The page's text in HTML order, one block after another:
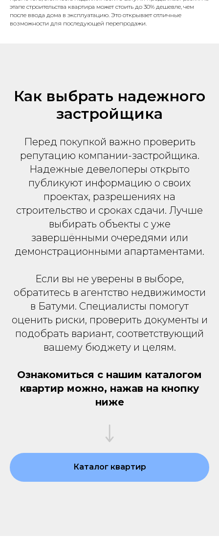
этапе строительства квартира может стоить до 30% дешевле, чем
после ввода дома в эксплуатацию. Это открывает отличные
возможности для последующей перепродажи.
Как выбрать надежного
застройщика
Перед покупкой важно проверить
репутацию компании-застройщика.
Надежные девелоперы открыто
публикуют информацию о своих
проектах, разрешениях на
строительство и сроках сдачи. Лучше
выбирать объекты с уже
завершёнными очередями или
демонстрационными апартаментами.
Если вы не уверены в выборе,
обратитесь в агентство недвижимости
в Батуми. Специалисты помогут
оценить риски, проверить документы и
подобрать вариант, соответствующий
вашему бюджету и целям.
Ознакомиться с нашим каталогом
квартир можно, нажав на кнопку
ниже
Каталог квартир